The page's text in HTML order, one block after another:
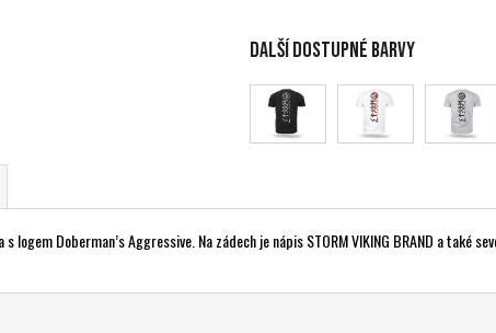
Další dostupné barvy
logem Doberman’s Aggressive. Na zádech je nápis STORM VIKING BRAND a také